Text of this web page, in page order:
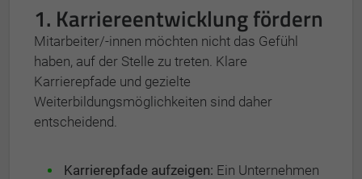
1. Karriereentwicklung fördern
Mitarbeiter/-innen möchten nicht das Gefühl
haben, auf der Stelle zu treten. Klare
Karrierepfade und gezielte
Weiterbildungsmöglichkeiten sind daher
entscheidend.
Karrierepfade aufzeigen: Ein Unternehmen